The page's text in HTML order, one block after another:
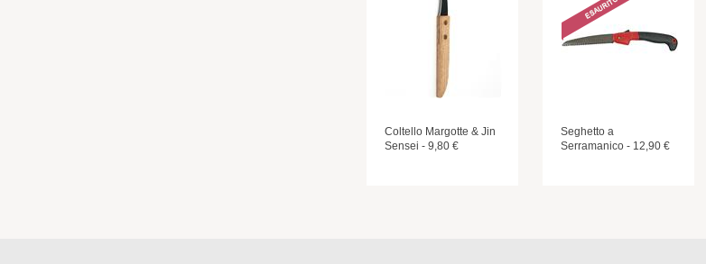
Coltello Margotte & Jin
Sensei - 9,80 €
Seghetto a
Serramanico - 12,90 €